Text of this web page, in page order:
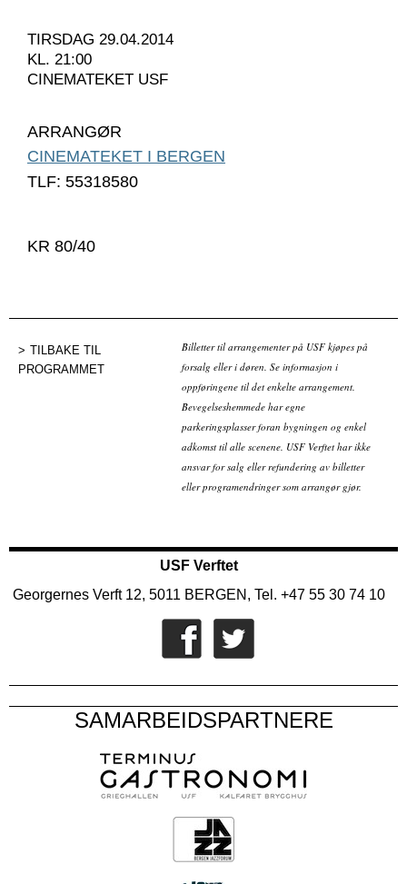
TIRSDAG 29.04.2014
KL. 21:00
CINEMATEKET USF
ARRANGØR
CINEMATEKET I BERGEN
TLF: 55318580
KR 80/40
TILBAKE TIL
PROGRAMMET
Billetter til arrangementer på USF kjøpes på
forsalg eller i døren. Se informasjon i
oppføringene til det enkelte arrangement.
Bevegelseshemmede har egne
parkeringsplasser foran bygningen og enkel
adkomst til alle scenene. USF Verftet har ikke
ansvar for salg eller refundering av billetter
eller programendringer som arrangør gjør.
USF Verftet
Georgernes Verft 12, 5011 BERGEN, Tel. +47 55 30 74 10
SAMARBEIDSPARTNERE